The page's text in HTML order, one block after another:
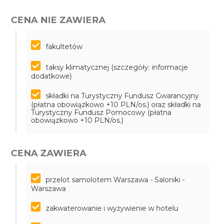
CENA NIE ZAWIERA
fakultetów
taksy klimatycznej (szczegóły: informacje
dodatkowe)
składki na Turystyczny Fundusz Gwarancyjny
(płatna obowiązkowo +10 PLN/os.) oraz składki na
Turystyczny Fundusz Pomocowy (płatna
obowiązkowo +10 PLN/os.)
CENA ZAWIERA
przelot samolotem Warszawa - Saloniki -
Warszawa
zakwaterowanie i wyżywienie w hotelu